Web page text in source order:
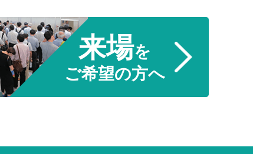
来場を
ご希望の方へ